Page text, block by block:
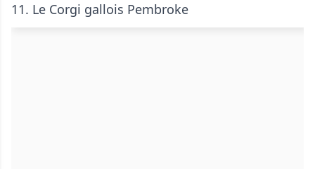
11. Le Corgi gallois Pembroke